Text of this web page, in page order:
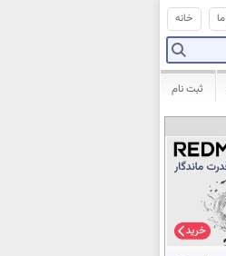
خانه
ثبت نام